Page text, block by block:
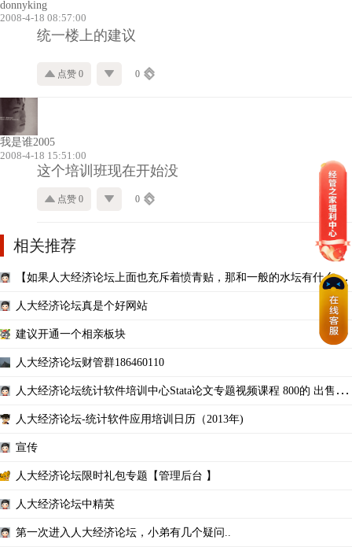
donnyking
2008-4-18 08:57:00
统一楼上的建议
点赞 0 0
我是谁2005
2008-4-18 15:51:00
这个培训班现在开始没
点赞 0 0
相关推荐
【如果人大经济论坛上面也充斥着愤青贴，那和一般的水坛有什么区
人大经济论坛真是个好网站
建议开通一个相亲板块
人大经济论坛财管群186460110
人大经济论坛统计软件培训中心Stata论文专题视频课程 800的 出售一
人大经济论坛-统计软件应用培训日历（2013年)
宣传
人大经济论坛限时礼包专题【管理后台 】
人大经济论坛中精英
第一次进入人大经济论坛，小弟有几个疑问..